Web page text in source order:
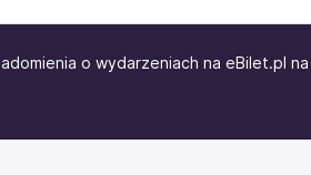
o wydarzeniach na eBilet.pl